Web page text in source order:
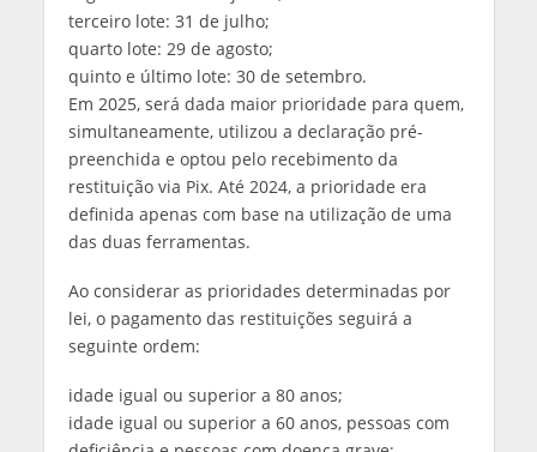
terceiro lote: 31 de julho;
quarto lote: 29 de agosto;
quinto e último lote: 30 de setembro.
Em 2025, será dada maior prioridade para quem,
simultaneamente, utilizou a declaração pré-
preenchida e optou pelo recebimento da
restituição via Pix. Até 2024, a prioridade era
definida apenas com base na utilização de uma
das duas ferramentas.
Ao considerar as prioridades determinadas por
lei, o pagamento das restituições seguirá a
seguinte ordem:
idade igual ou superior a 80 anos;
idade igual ou superior a 60 anos, pessoas com